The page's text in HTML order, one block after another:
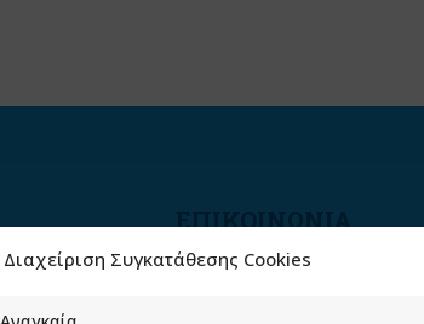
Διαχείριση Συγκατάθεσης Cookies
ΕΠΙΚΟΙΝΩΝΙΑ
Φραγκούδη 11 & Αλεξάνδρου